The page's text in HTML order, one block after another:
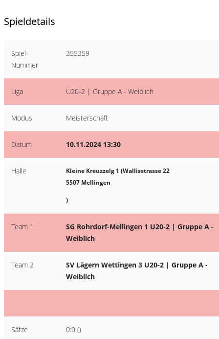
Spieldetails
Spiel-
Nummer
355359
Liga U20-2 | Gruppe A - Weiblich
Modus Meisterschaft
Datum 10.11.2024 13:30
Halle
Kleine Kreuzzelg 1 (Wallisstrasse 22
5507 Mellingen
)
Team 1
SG Rohrdorf-Mellingen 1 U20-2 | Gruppe A -
Weiblich
Team 2
SV Lägern Wettingen 3 U20-2 | Gruppe A -
Weiblich
Sätze 0:0 ()